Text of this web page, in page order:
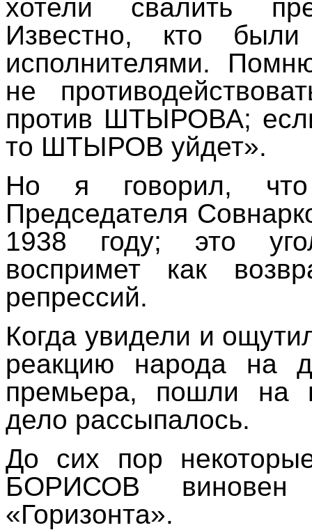
хотели свалить
Известно, кто
исполнителями.
не
против ШТЫРОВА;
то ШТЫРОВ уйдет».
Но я говорил,
Председателя
1938 году; это
воспримет как
репрессий.
Когда увидели и
реакцию народа на
премьера, пошли на
дело рассыпалось.
До сих пор
БОРИСОВ
«Горизонта».